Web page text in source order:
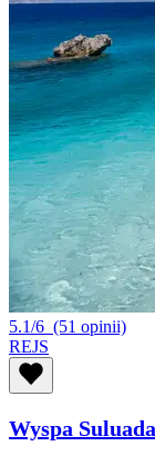
5.1/6 (51 opinii)
REJS
Wyspa